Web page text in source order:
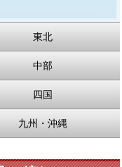
東北
中部
四国
九州・沖縄